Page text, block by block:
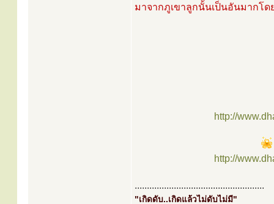
มาจากภูเขาลูกนั้นเป็นอันมากโด
http://
http://
.....................................................
"เกิดดับ..เกิดแล้วไม่ดับไม่มี"